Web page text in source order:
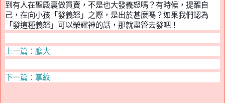
到有人在聖殿裏做買賣，不是也大發義怒嗎？有時候，提醒自
己，在向小孩「發義怒」之際，是出於甚麼嗎？如果我們認為
「發這種義怒」可以榮耀神的話，那就盡管去發吧！
上一篇：膽大
下一篇：掌紋